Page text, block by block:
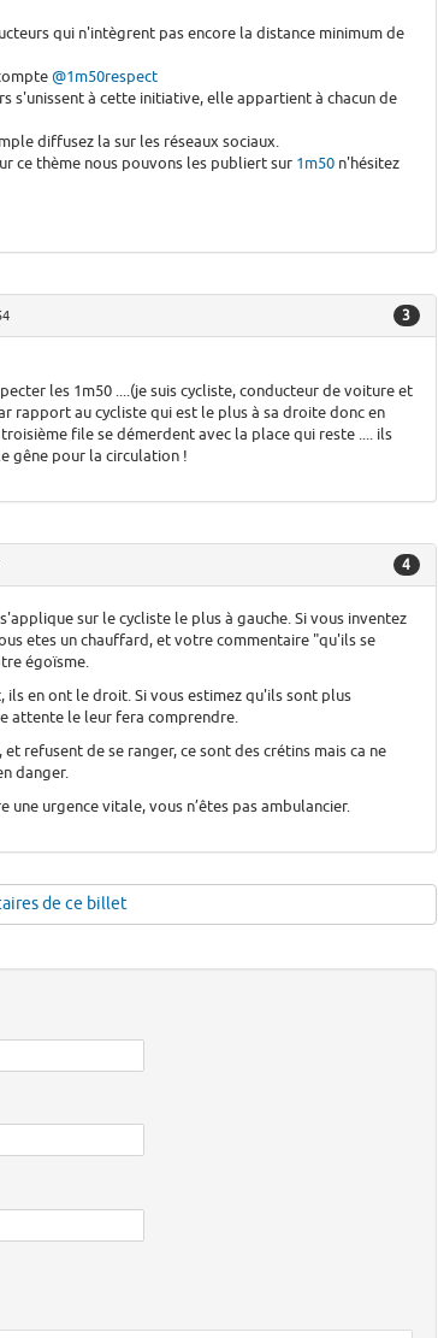
qui n'intègrent pas encore la distance minimum de
@1m50respect
s'unissent à cette initiative, elle appartient à chacun de
diffusez la sur les réseaux sociaux.
ce thème nous pouvons les publiert sur 1m50n'hésitez
3
les 1m50 ....(je suis cycliste, conducteur de voiture et
rapport au cycliste qui est le plus à sa droite donc en
file se démerdent avec la place qui reste .... ils
gêne pour la circulation !
4
sur le cycliste le plus à gauche. Si vous inventez
etes un chauffard, et votre commentaire "qu'ils se
égoïsme.
en ont le droit. Si vous estimez qu'ils sont plus
attente le leur fera comprendre.
refusent de se ranger, ce sont des crétins mais ca ne
danger.
une urgence vitale, vous n’êtes pas ambulancier.
de ce billet